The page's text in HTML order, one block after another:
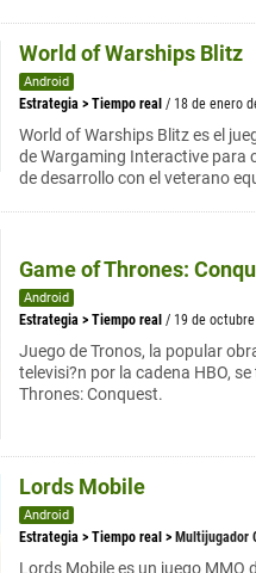
World of Warships Blitz
Android
Estrategia > Tiempo real / 18 de enero
World of Warships Blitz es el
de Wargaming Interactive para
de desarrollo con el veterano
Game of Thrones:
Android
Estrategia > Tiempo real / 19 de
Juego de Tronos, la popular
televisi?n por la cadena HBO,
Thrones: Conquest.
Lords Mobile
Android
Estrategia > Tiempo real > Multijugador
Lords Mobile es un juego MMO